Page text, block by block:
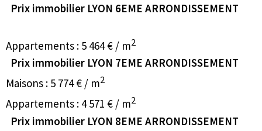
Prix immobilier LYON 6EME ARRONDISSEMENT
Appartements : 5 464 € / m2
Prix immobilier LYON 7EME ARRONDISSEMENT
Maisons : 5 774 € / m2
Appartements : 4 571 € / m2
Prix immobilier LYON 8EME ARRONDISSEMENT